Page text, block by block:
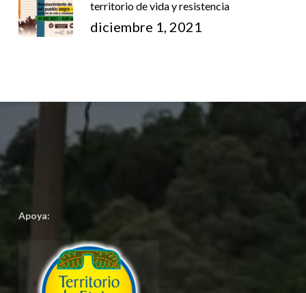
territorio de vida y resistencia
diciembre 1, 2021
Apoya: